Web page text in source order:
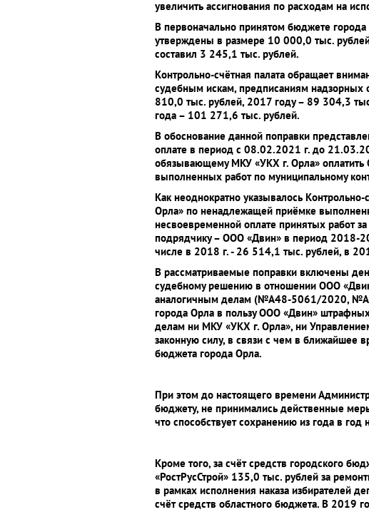
увеличить ассигнования по расходам на
В первоначально принятом бюджете
утверждены в размере 10 000,0 тыс.
составил 3 245,1 тыс. рублей.
Контрольно-счётная палата обращает
судебным искам, предписаниям надзорных
810,0 тыс. рублей, 2017 году – 89 304,3
года – 101 271,6 тыс. рублей.
В обоснование данной поправки
оплате в период с 08.02.2021 г. до
обязывающему МКУ «УКХ г. Орла» оплатить
выполненных работ по муниципальному
Как неоднократно указывалось
Орла» по ненадлежащей приёмке
несвоевременной оплате принятых работ
подрядчику – ООО «Двин» в период 2018-
числе в 2018 г. - 26 514,1 тыс. рублей, в
В рассматриваемые поправки включены
судебному решению в отношении ООО
аналогичным делам (№А48-5061/2020,
города Орла в пользу ООО «Двин»
делам ни МКУ «УКХ г. Орла», ни
законную силу, в связи с чем в ближайшее
бюджета города Орла.
При этом до настоящего времени
бюджету, не принимались действенные
что способствует сохранению из года в
Кроме того, за счёт средств городского
«РостРусСтрой» 135,0 тыс. рублей за
в рамках исполнения наказа избирателей
счёт средств областного бюджета. В 2019